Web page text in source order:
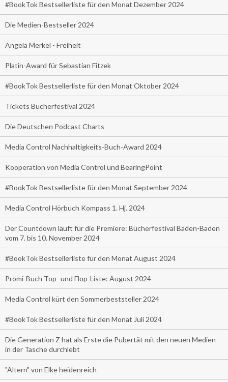
#BookTok Bestsellerliste für den Monat Dezember 2024
Die Medien-Bestseller 2024
Angela Merkel - Freiheit
Platin-Award für Sebastian Fitzek
#BookTok Bestsellerliste für den Monat Oktober 2024
Tickets Bücherfestival 2024
Die Deutschen Podcast Charts
Media Control Nachhaltigkeits-Buch-Award 2024
Kooperation von Media Control und BearingPoint
#BookTok Bestsellerliste für den Monat September 2024
Media Control Hörbuch Kompass 1. Hj. 2024
Der Countdown läuft für die Premiere: Bücherfestival Baden-Baden
vom 7. bis 10. November 2024
#BookTok Bestsellerliste für den Monat August 2024
Promi-Buch Top- und Flop-Liste: August 2024
Media Control kürt den Sommerbeststeller 2024
#BookTok Bestsellerliste für den Monat Juli 2024
Die Generation Z hat als Erste die Pubertät mit den neuen Medien
in der Tasche durchlebt
"Altern" von Elke heidenreich